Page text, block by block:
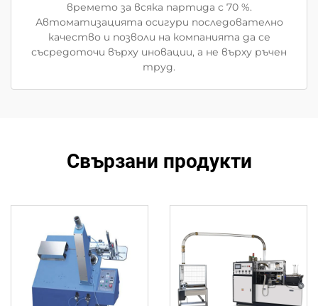
времето за всяка партида с 70 %.
Автоматизацията осигури последователно
качество и позволи на компанията да се
съсредоточи върху иновации, а не върху ръчен
труд.
Свързани продукти